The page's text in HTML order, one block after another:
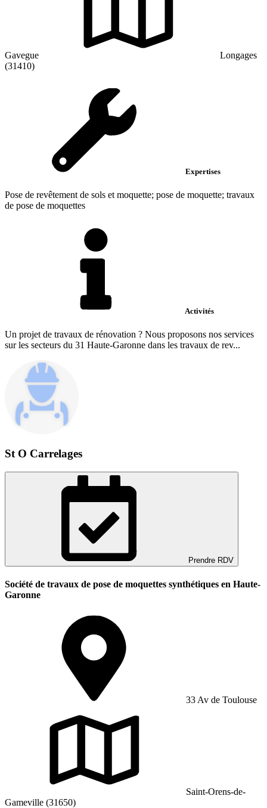
Gavegue
Longages
(31410)
Expertises
Pose de revêtement de sols et moquette; pose de moquette; travaux
de pose de moquettes
Activités
Un projet de travaux de rénovation ? Nous proposons nos services
sur les secteurs du 31 Haute-Garonne dans les travaux de rev...
St O Carrelages
Prendre RDV
Société de travaux de pose de moquettes synthétiques en Haute-
Garonne
33 Av de Toulouse
Saint-Orens-de-
Gameville (31650)